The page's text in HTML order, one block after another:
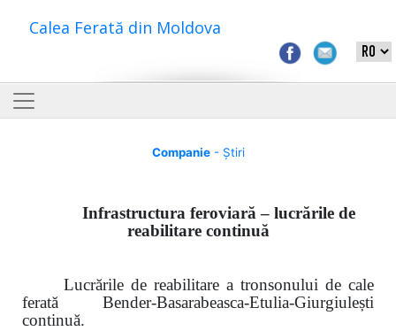
Calea Ferată din Moldova
Companie- Știri
Infrastructura feroviară – lucrările de
reabilitare continuă
Lucrările de reabilitare a tronsonului de cale
ferată Bender-Basarabeasca-Etulia-Giurgiulești
continuă.